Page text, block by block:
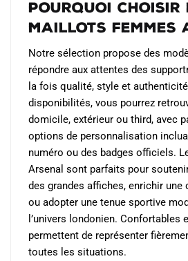
Pourquoi choisir
maillots femmes
Notre sélection propose des
répondre aux attentes des
la fois qualité, style et
disponibilités, vous pourrez
domicile, extérieur ou third, avec
options de personnalisation
numéro ou des badges officiels.
Arsenal sont parfaits pour
des grandes affiches, enrichir une
ou adopter une tenue sportive
l’univers londonien. Confortables
permettent de représenter
toutes les situations.